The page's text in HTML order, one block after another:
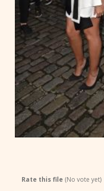
Rate this file (No vote yet)